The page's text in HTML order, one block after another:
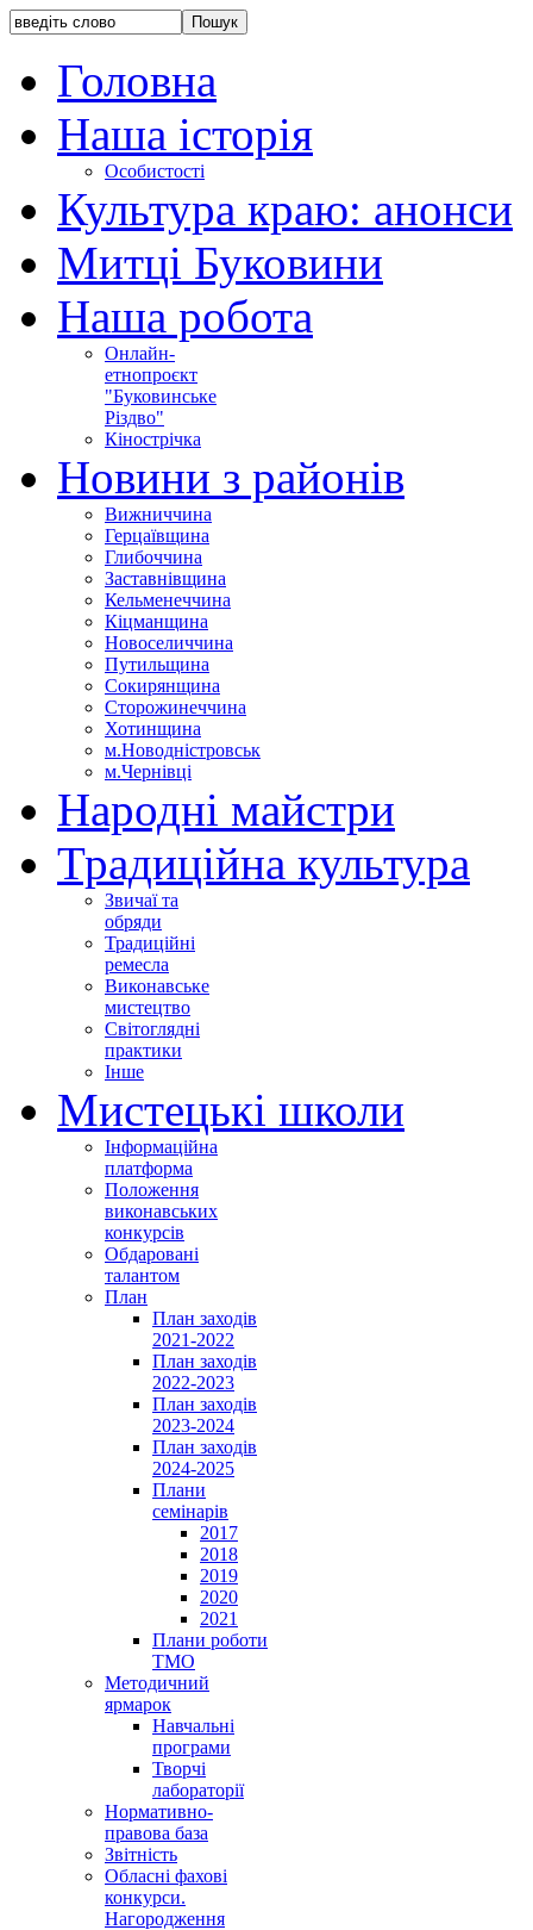
Головна
Наша історія
Особистості
Культура краю: анонси
Митці Буковини
Наша робота
Онлайн-
етнопроєкт
"Буковинське
Різдво"
Кінострічка
Новини з районів
Вижниччина
Герцаївщина
Глибоччина
Заставнівщина
Кельменеччина
Кіцманщина
Новоселиччина
Путильщина
Сокирянщина
Сторожинеччина
Хотинщина
м.Новодністровськ
м.Чернівці
Народні майстри
Традиційна культура
Звичаї та
обряди
Традиційні
ремесла
Виконавське
мистецтво
Світоглядні
практики
Інше
Мистецькі школи
Інформаційна
платформа
Положення
виконавських
конкурсів
Обдаровані
талантом
План
План заходів
2021-2022
План заходів
2022-2023
План заходів
2023-2024
План заходів
2024-2025
Плани
семінарів
2017
2018
2019
2020
2021
Плани роботи
ТМО
Методичний
ярмарок
Навчальні
програми
Творчі
лабораторії
Нормативно-
правова база
Звітність
Обласні фахові
конкурси.
Нагородження